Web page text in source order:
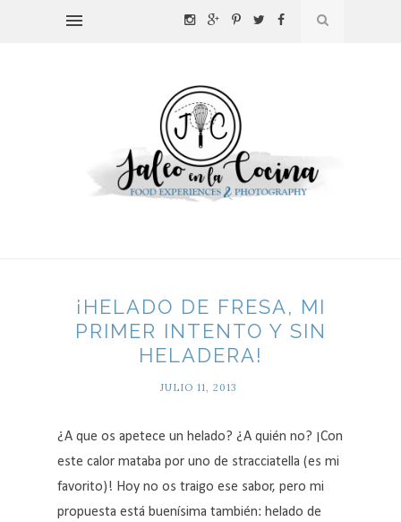
¡HELADO DE FRESA, MI
PRIMER INTENTO Y SIN
HELADERA!
JULIO 11, 2013
¿A que os apetece un helado? ¿A quién no? ¡Con
este calor mataba por uno de stracciatella (es mi
favorito)! Hoy no os traigo ese sabor, pero mi
propuesta está buenísima también: helado de